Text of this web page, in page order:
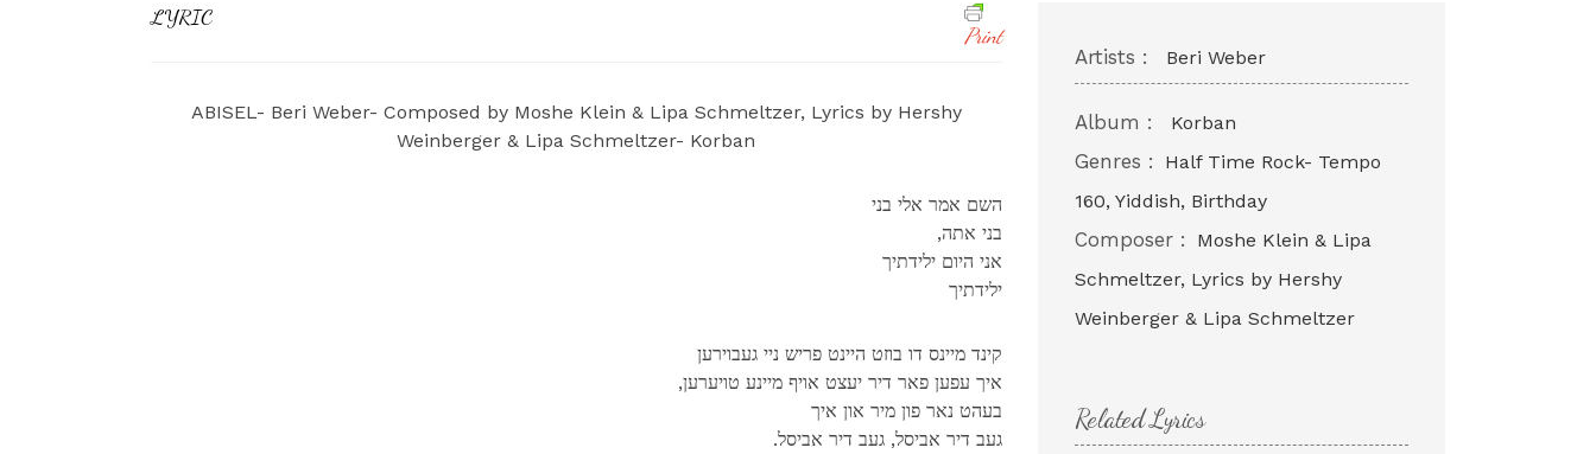
LYRIC
Print
ABISEL- Beri Weber- Composed by Moshe Klein & Lipa Schmeltzer, Lyrics by Hershy
Weinberger & Lipa Schmeltzer- Korban
השם אמר אלי בני
,בני אתה
אני היום ילידתיך
ילידתיך
קינד מיינס דו בוזט היינט פריש ניי געבוירען
,איך עפען פאר דיר יעצט אויף מיינע טויערען
בעהט נאר פון מיר און איך
.געב דיר אביסל, געב דיר אביסל
Artists : Beri Weber
Album : Korban
Genres :
Half Time Rock- Tempo
160, Yiddish, Birthday
Composer :
Moshe Klein & Lipa
Schmeltzer, Lyrics by Hershy
Weinberger & Lipa Schmeltzer
Related Lyrics